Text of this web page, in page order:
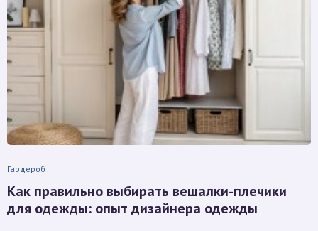
Гардероб
Как правильно выбирать вешалки-плечики
для одежды: опыт дизайнера одежды